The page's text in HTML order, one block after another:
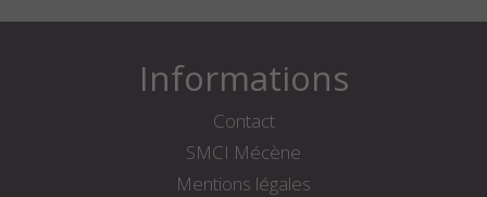
Informations
Contact
SMCI Mécène
Mentions légales